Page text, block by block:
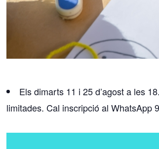
Els dimarts 11 i 25 d’agost a les
limitades. Cal inscripció al WhatsApp